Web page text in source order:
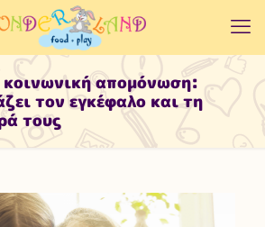
κοινωνική απομόνωση:
τον εγκέφαλο και τη
τους